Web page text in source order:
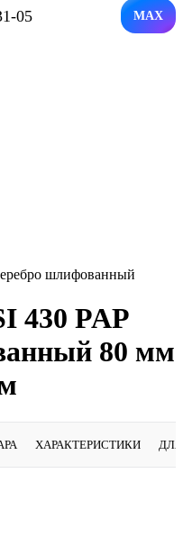
05 MAX
шлифованный
430 PAP
80 мм
ХАРАКТЕРИСТИКИ